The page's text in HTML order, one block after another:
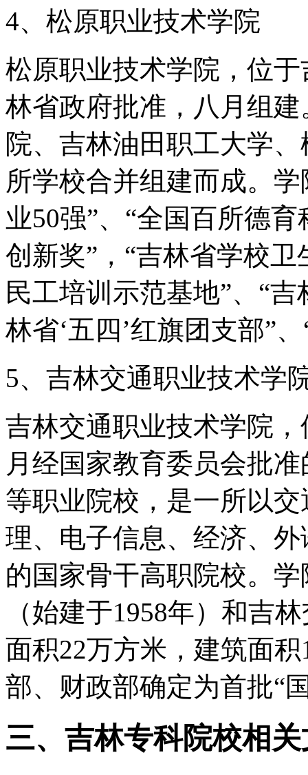
4、松原职业技术学院
松原职业技术学院，位
林省政府批准，八月组
院、吉林油田职工大学
所学校合并组建而成。
业50强”、“全国百所德
创新奖”，“吉林省学校
民工培训示范基地”、“
林省‘五四’红旗团支部”
5、吉林交通职业技术学
吉林交通职业技术学院
月经国家教育委员会批
等职业院校，是一所以
理、电子信息、经济、
的国家骨干高职院校。
（始建于1958年）和吉
面积22万方米，建筑面
部、财政部确定为首批“
三、吉林专科院校相